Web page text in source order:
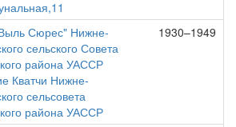
Сюрес" Нижне-
сельского Совета
района УАССР
Кватчи Нижне-
сельсовета
района УАССР
1930–1949